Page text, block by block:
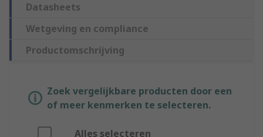
Datasheets
Wetgeving en compliance
Productomschrijving
Zoek vergelijkbare producten door een
of meer kenmerken te selecteren.
Alles selecteren